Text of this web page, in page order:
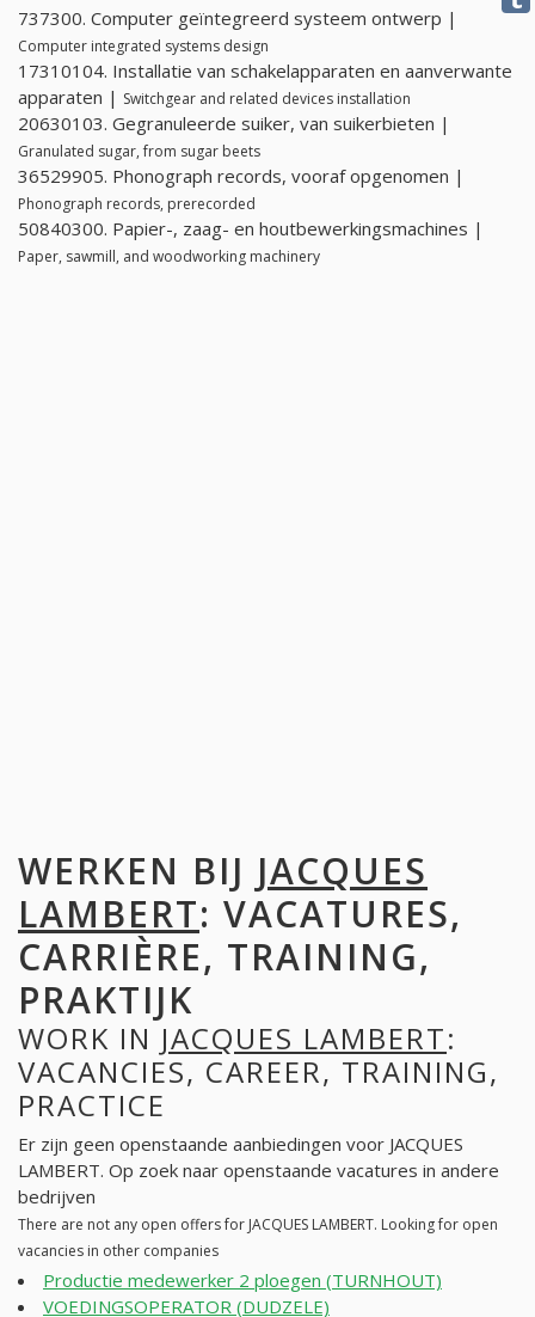
737300. Computer geïntegreerd systeem ontwerp |
Computer integrated systems design
17310104. Installatie van schakelapparaten en aanverwante
apparaten | Switchgear and related devices installation
20630103. Gegranuleerde suiker, van suikerbieten |
Granulated sugar, from sugar beets
36529905. Phonograph records, vooraf opgenomen |
Phonograph records, prerecorded
50840300. Papier-, zaag- en houtbewerkingsmachines |
Paper, sawmill, and woodworking machinery
WERKEN BIJ JACQUES
LAMBERT: VACATURES,
CARRIÈRE, TRAINING,
PRAKTIJK
WORK IN JACQUES LAMBERT:
VACANCIES, CAREER, TRAINING,
PRACTICE
Er zijn geen openstaande aanbiedingen voor JACQUES
LAMBERT. Op zoek naar openstaande vacatures in andere
bedrijven
There are not any open offers for JACQUES LAMBERT. Looking for open
vacancies in other companies
Productie medewerker 2 ploegen (TURNHOUT)
VOEDINGSOPERATOR (DUDZELE)